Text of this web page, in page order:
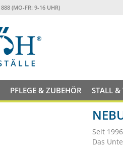
(MO-FR: 9-16 UHR)
PFLEGE & ZUBEHÖR STALL &
Seit
Das